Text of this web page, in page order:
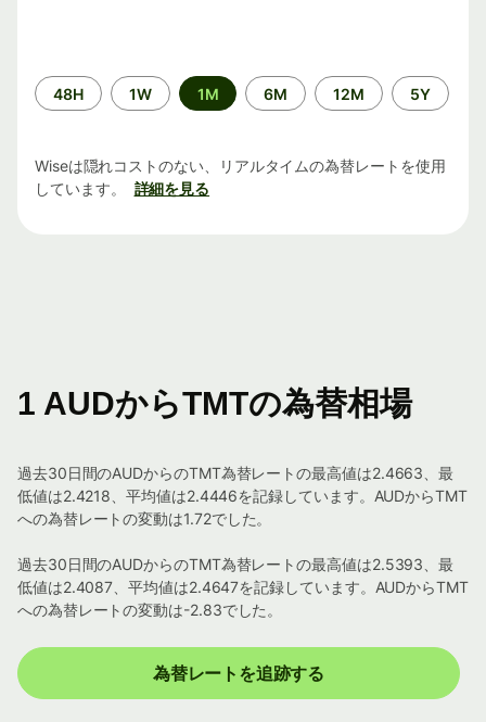
期
間
48H 1W 1M 6M 12M 5Y
Wiseは隠れコストのない、リアルタイムの為替レートを使用
しています。
詳細を見る
1 AUDからTMTの為替相場
過去30日間のAUDからのTMT為替レートの最高値は2.4663、最
低値は2.4218、平均値は2.4446を記録しています。AUDからTMT
への為替レートの変動は1.72でした。
過去30日間のAUDからのTMT為替レートの最高値は2.5393、最
低値は2.4087、平均値は2.4647を記録しています。AUDからTMT
への為替レートの変動は-2.83でした。
為替レートを追跡する